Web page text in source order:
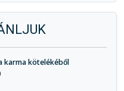
karma kötelékéből